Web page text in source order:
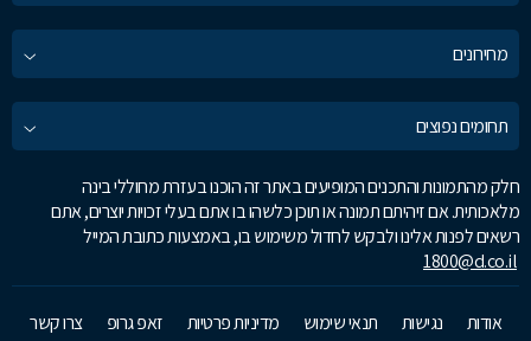
מחירונים
תחומים נפוצים
חלק מהתמונות והתכנים המופיעים באתר זה הוכנו בעזרת מחוללי בינה
מלאכותית. אם זיהיתם תמונה או תוכן כלשהו בו אתם בעלי זכויות יוצרים, אתם
רשאים לפנות אלינו ולבקש לחדול משימוש בו, באמצעות כתובת המייל
1800@d.co.il
אודות נגישות תנאי שימוש מדיניות פרטיות זאפ גרופ צרו קשר